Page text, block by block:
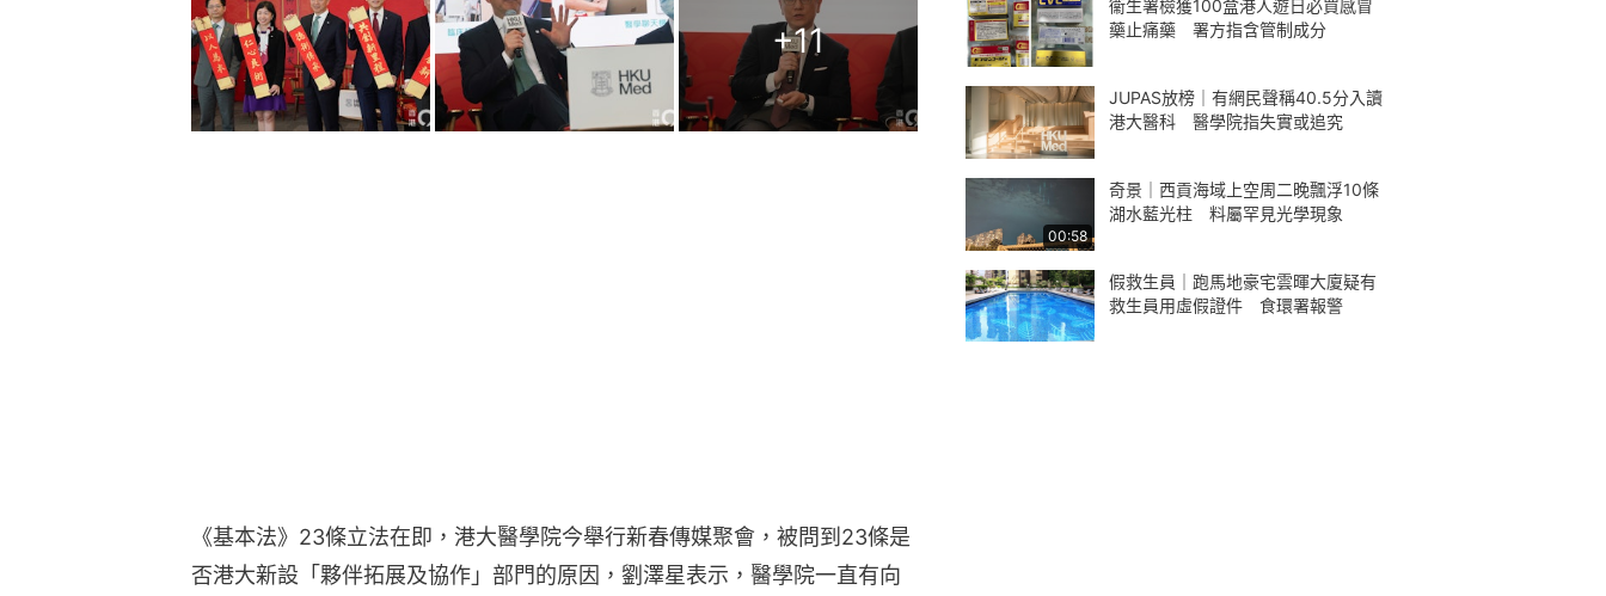
+11
《基本法》23條立法在即，港大醫學院今舉行新春傳媒聚會，被問到23條是
否港大新設「夥伴拓展及協作」部門的原因，劉澤星表示，醫學院一直有向
衞生署檢獲100盒港人遊日必買感冒
藥止痛藥 署方指含管制成分
JUPAS放榜｜有網民聲稱40.5分入讀
港大醫科 醫學院指失實或追究
00:58
奇景｜西貢海域上空周二晚飄浮10條
湖水藍光柱 料屬罕見光學現象
假救生員｜跑馬地豪宅雲暉大廈疑有
救生員用虛假證件 食環署報警